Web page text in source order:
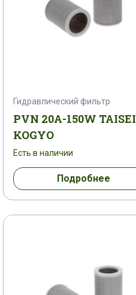
Гидравлический фильтр
PVN 20A-150W TAISEI
KOGYO
Есть в наличии
Подробнее